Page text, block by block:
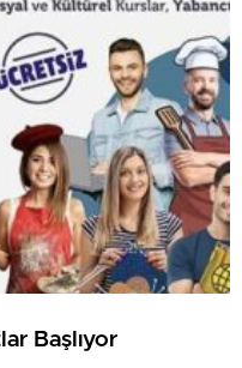
Başlıyor